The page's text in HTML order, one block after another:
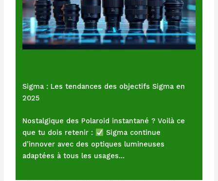
Sigma : Les tendances des objectifs Sigma en
2025
Nostalgique des Polaroid instantané ? Voilà ce
que tu dois retenir :
Sigma continue
d’innover avec des optiques lumineuses
adaptées à tous les usages…